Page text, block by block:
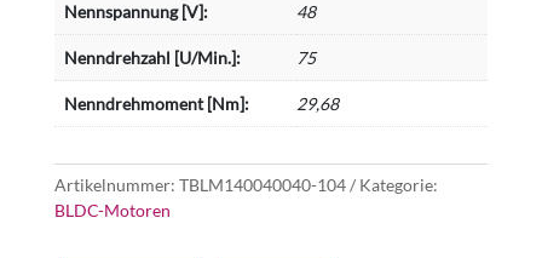
Nennspannung [V]: 48
Nenndrehzahl [U/Min.]: 75
Nenndrehmoment [Nm]: 29,68
Artikelnummer: TBLM140040040-104
Kategorie:
BLDC-Motoren